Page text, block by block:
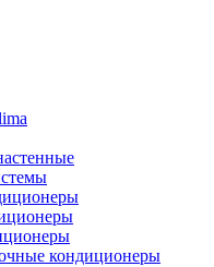
кондиционеры